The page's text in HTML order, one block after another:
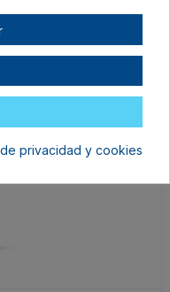
4,48 €
privacidad y cookies